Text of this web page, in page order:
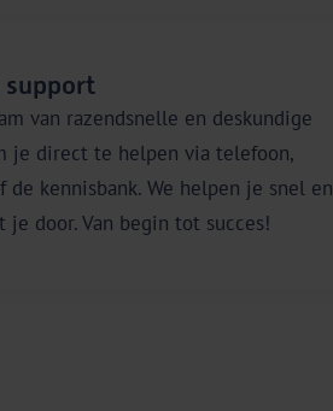
van razendsnelle en deskundige
je direct te helpen via telefoon,
de kennisbank. We helpen je snel en
door. Van begin tot succes!